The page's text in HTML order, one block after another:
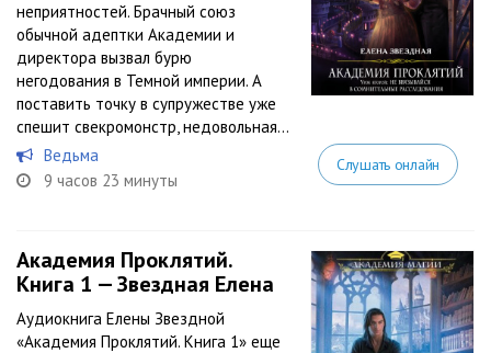
неприятностей. Брачный союз
обычной адептки Академии и
директора вызвал бурю
негодования в Темной империи. А
поставить точку в супружестве уже
спешит свекромонстр, недовольная...
Ведьма
9 часов 23 минуты
Слушать онлайн
Академия Проклятий.
Книга 1 — Звездная Елена
Аудиокнига Елены Звездной
«Академия Проклятий. Книга 1» еще